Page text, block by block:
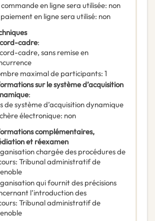
en ligne sera utilisée: non
en ligne sera utilisé: non
cadre:
cadre, sans remise en
maximal de participants: 1
sur le système d’acquisition
:
de système d’acquisition dynamique
électronique: non
complémentaires,
et réexamen
chargée des procédures de
: Tribunal administratif de
qui fournit des précisions
l’introduction des
: Tribunal administratif de